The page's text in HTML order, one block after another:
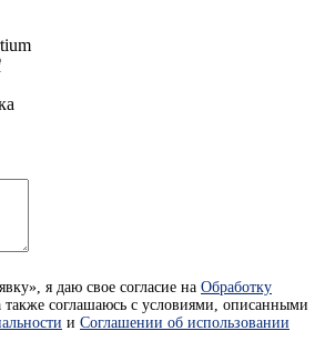
я даю свое согласие на Обработку
также соглашаюсь с условиями, описанными
и Соглашении об использовании